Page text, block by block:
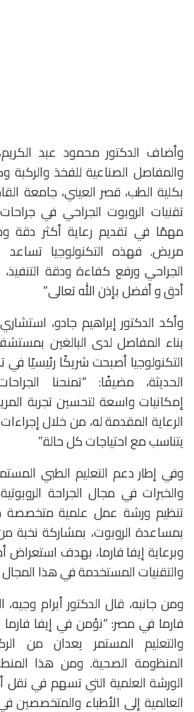
وأضاف الدكتور محمود عبد
والمفاصل الصناعية للفخذ
بكلية الطب، قصر العيني، جامعة
تقنيات الروبوت الجراحي في
مهمًا في تقديم رعاية أكثر دقة
مريض. فهذه التكنولوجيا
الجراحي ورفع كفاءة ودقة
أدق و أفضل بإذن الله تعالى”
وأكد الدكتور إبراهيم جادو،
بناء المفاصل لدى البالغين
التكنولوجيا أصبحت شريكًا رئيسيًا في
الحديثة، مضيفًا: “تمنحنا
إمكانيات واسعة لتحسين تجربة
الرعاية المقدمة له، من خلال
يتناسب مع احتياجات كل حالة.”
وفي إطار دعم التعليم الطبي
والخبرات في مجال الجراحة
تنظيم ورشة عمل علمية متخصصة
بمساعدة الروبوت، بمشاركة نخبة
وبرعاية إيفا فارما، بهدف استعراض
والتقنيات المستخدمة في هذا المجال
ومن جانبه، قال الدكتور أبرام وجيه،
فارما في مصر: “نؤمن في إيفا فارما
والتعليم المستمر يعدان من
المنظومة الصحية. ومن هذا
الورشة العلمية التي تسهم في نقل
العالمية إلى الأطباء والمتخصصين